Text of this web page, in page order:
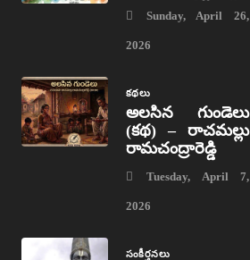
Sunday, April 26,
2026
కథలు
అలసిన గుండెలు
(కథ) – రాచమల్లు
రామచంద్రారెడ్డి
Tuesday, April 7,
2026
సంకీర్తనలు